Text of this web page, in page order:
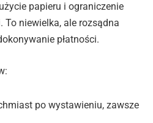
papieru i ograniczenie
niewielka, ale rozsądna
płatności.
po wystawieniu, zawsze